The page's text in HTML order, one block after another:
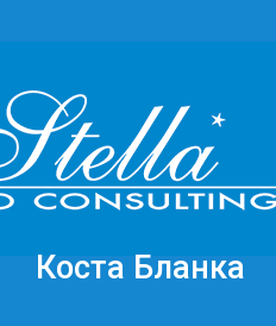
Коста Бланка